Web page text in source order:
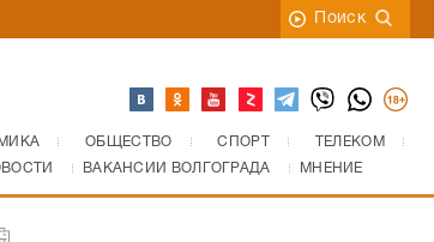
Поиск
ОБЩЕСТВО СПОРТ
ТЕЛЕКОМ
ВАКАНСИИ ВОЛГОГРАДА МНЕНИЕ